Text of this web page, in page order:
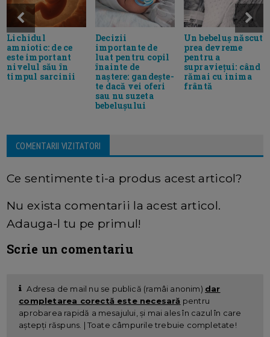
Lichidul
amniotic: de ce
este important
nivelul său în
timpul sarcinii
Decizii
importante de
luat pentru copil
înainte de
naștere: gandește-
te dacă vei oferi
sau nu suzeta
bebelușului
Un bebeluș născut
prea devreme
pentru a
supraviețui: când
rămai cu inima
frântă
COMENTARII VIZITATORI
Ce sentimente ti-a produs acest articol?
Nu exista comentarii la acest articol.
Adauga-l tu pe primul!
Scrie un comentariu
Adresa de mail nu se publică (ramâi anonim) dar
completarea corectă este necesară pentru
aprobarea rapidă a mesajului, și mai ales în cazul în care
aștepți răspuns. | Toate câmpurile trebuie completate!